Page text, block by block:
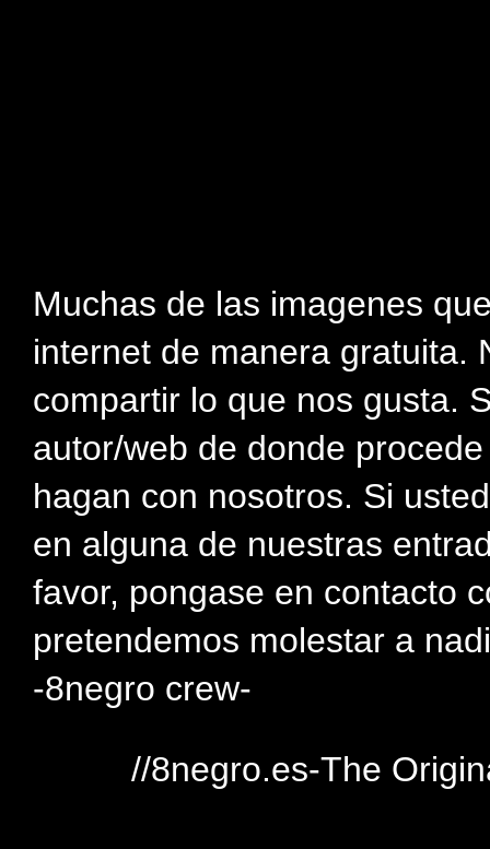
Muchas de las imagenes
internet de manera gratuita.
compartir lo que nos gusta.
autor/web de donde
hagan con nosotros. Si
en alguna de nuestras
favor, pongase en contacto
pretendemos molestar a
-8negro crew-
//8negro.es-The